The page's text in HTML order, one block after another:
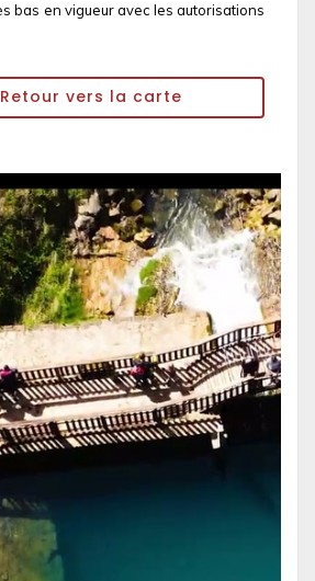
bas en vigueur avec les autorisations
Retour vers la carte